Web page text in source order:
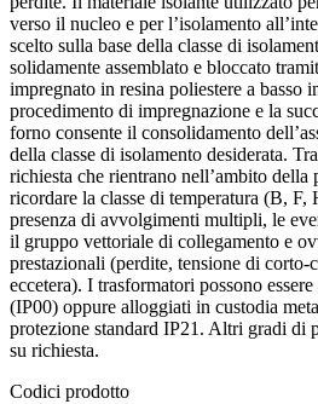
verso il nucleo e per l’isolamento
scelto sulla base della classe di
solidamente assemblato e bloccato
impregnato in resina poliestere a basso
procedimento di impregnazione e la
forno consente il consolidamento
della classe di isolamento desiderata.
richiesta che rientrano nell’ambito della
ricordare la classe di temperatura (B, F,
presenza di avvolgimenti multipli, le
il gruppo vettoriale di collegamento e
prestazionali (perdite, tensione di
eccetera). I trasformatori possono
(IP00) oppure alloggiati in custodia
protezione standard IP21. Altri gradi di
su richiesta.
Codici prodotto